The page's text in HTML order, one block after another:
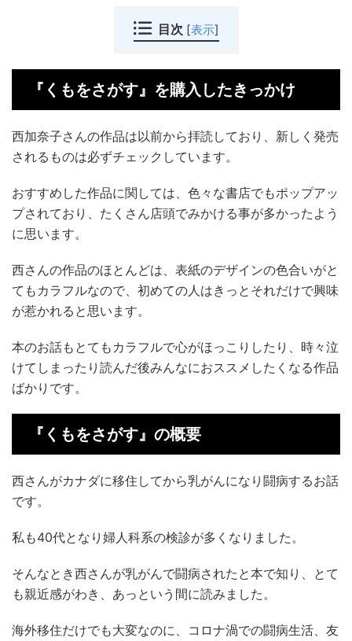
目次 [表示]
『くもをさがす』を購入したきっかけ
西加奈子さんの作品は以前から拝読しており、新しく発売
されるものは必ずチェックしています。
おすすめした作品に関しては、色々な書店でもポップアッ
プされており、たくさん店頭でみかける事が多かったよう
に思います。
西さんの作品のほとんどは、表紙のデザインの色合いがと
てもカラフルなので、初めての人はきっとそれだけで興味
が惹かれると思います。
本のお話もとてもカラフルで心がほっこりしたり、時々泣
けてしまったり読んだ後みんなにおススメしたくなる作品
ばかりです。
『くもをさがす』の概要
西さんがカナダに移住してから乳がんになり闘病するお話
です。
私も40代となり婦人科系の検診が多くなりました。
そんなとき西さんが乳がんで闘病されたと本で知り、とて
も親近感がわき、あっという間に読みました。
海外移住だけでも大変なのに、コロナ渦での闘病生活、友